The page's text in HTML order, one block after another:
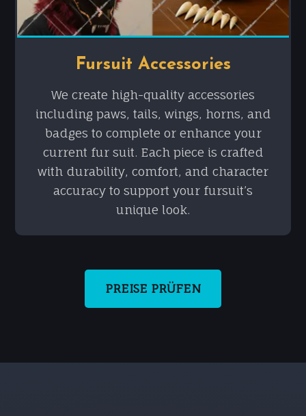
Fursuit Accessories
We create high-quality accessories
including paws, tails, wings, horns, and
badges to complete or enhance your
current fur suit. Each piece is crafted
with durability, comfort, and character
accuracy to support your fursuit’s
unique look.
PREISE PRÜFEN